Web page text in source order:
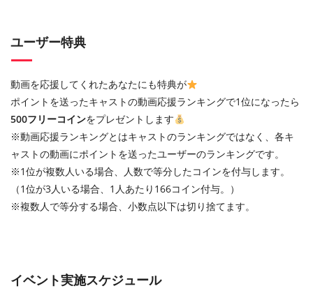
ユーザー特典
動画を応援してくれたあなたにも特典が
ポイントを送ったキャストの動画応援ランキングで1位になったら
500フリーコインをプレゼントします
※動画応援ランキングとはキャストのランキングではなく、各キ
ャストの動画にポイントを送ったユーザーのランキングです。
※1位が複数人いる場合、人数で等分したコインを付与します。
（1位が3人いる場合、1人あたり166コイン付与。）
※複数人で等分する場合、小数点以下は切り捨てます。
イベント実施スケジュール